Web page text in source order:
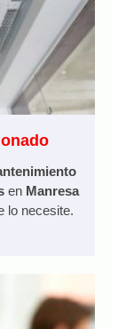
en Manresa
lo necesite.